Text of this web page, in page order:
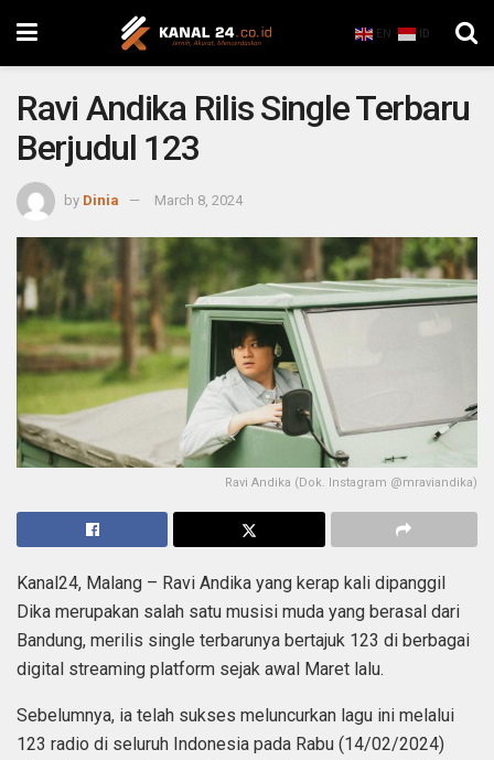
EN ID
Ravi Andika Rilis Single Terbaru
Berjudul 123
by Dinia March 8, 2024
Ravi Andika (Dok. Instagram @mraviandika)
Kanal24, Malang – Ravi Andika yang kerap kali dipanggil
Dika merupakan salah satu musisi muda yang berasal dari
Bandung, merilis single terbarunya bertajuk 123 di berbagai
digital streaming platform sejak awal Maret lalu.
Sebelumnya, ia telah sukses meluncurkan lagu ini melalui
123 radio di seluruh Indonesia pada Rabu (14/02/2024)